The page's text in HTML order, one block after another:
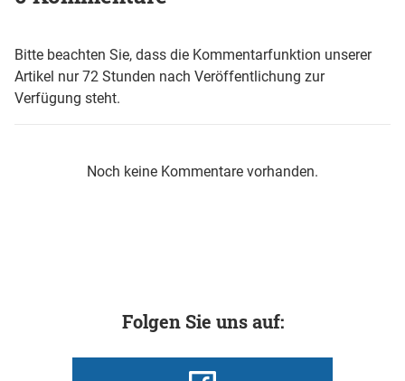
Bitte beachten Sie, dass die Kommentarfunktion unserer
Artikel nur 72 Stunden nach Veröffentlichung zur
Verfügung steht.
Noch keine Kommentare vorhanden.
Folgen Sie uns auf: